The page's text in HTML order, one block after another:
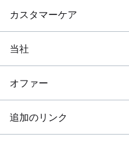
カスタマーケア
当社
オファー
追加のリンク